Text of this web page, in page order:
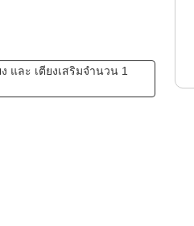
และ เตียงเสริมจำนวน 1